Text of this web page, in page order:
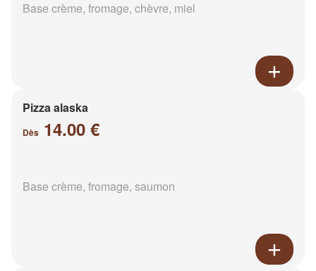
Base crème, fromage, chèvre, miel
Pizza alaska
Dès 14.00 €
Base crème, fromage, saumon